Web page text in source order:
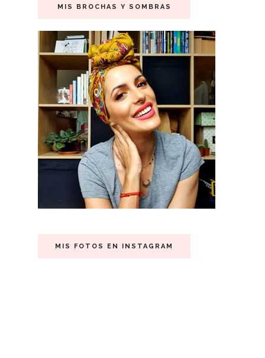
MIS BROCHAS Y SOMBRAS
MIS FOTOS EN INSTAGRAM